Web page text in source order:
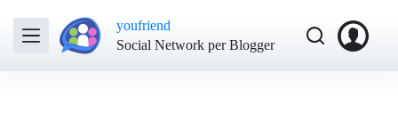
youfriend
Social Network per Blogger